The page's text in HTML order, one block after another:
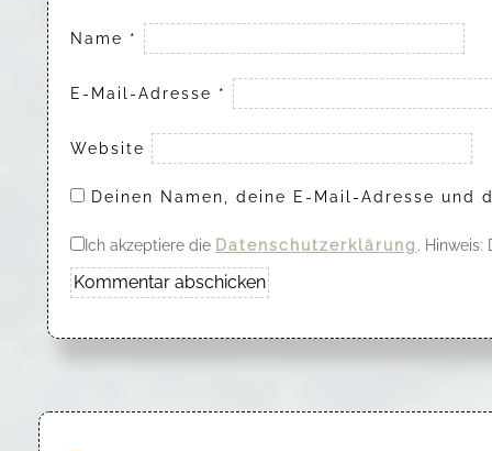
Name *
E-Mail-Adresse *
Website
Deinen Namen, deine E-Mail-Adresse
Ich akzeptiere die Datenschutzerklärung .